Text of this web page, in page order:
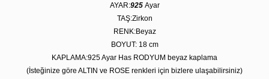
AYAR:925 Ayar
TAŞ:Zirkon
RENK:Beyaz
BOYUT: 18 cm
KAPLAMA:925 Ayar Has RODYUM beyaz kaplama
(İsteğinize göre ALTIN ve ROSE renkleri için bizlere ulaşabilirsiniz)